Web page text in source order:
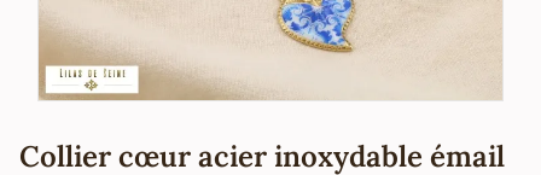
Collier cœur acier inoxydable émail